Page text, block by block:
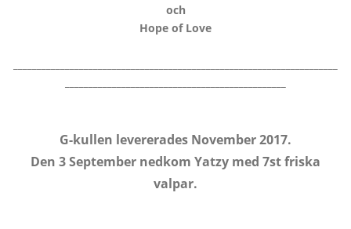
och
Hope of Love
G-kullen levererades November 2017.
Den 3 September nedkom Yatzy med 7st friska
valpar.